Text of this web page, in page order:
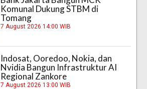
Komunal Dukung STBM di
Tomang
7 August 2026 14:00 WIB
Indosat, Ooredoo, Nokia, dan
Nvidia Bangun Infrastruktur AI
Regional Zankore
7 August 2026 13:00 WIB